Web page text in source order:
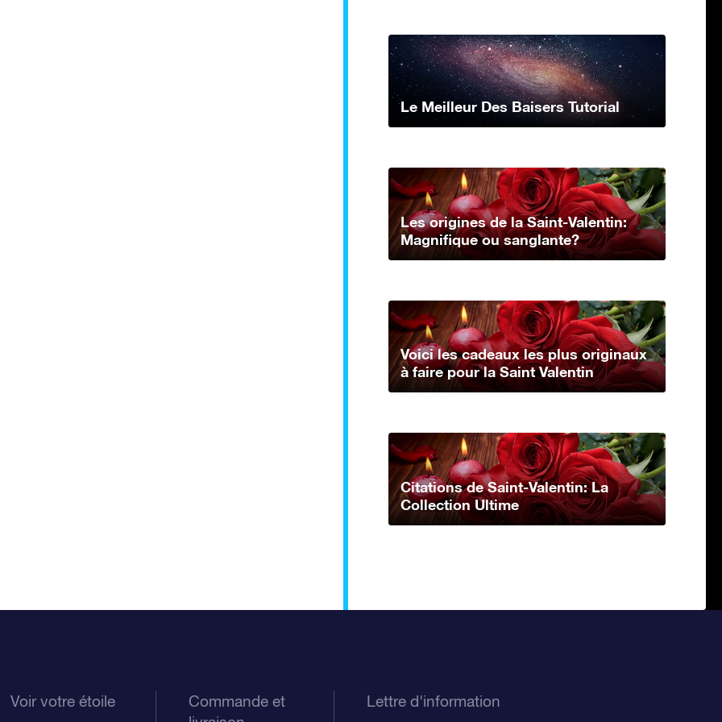
Le Meilleur Des Baisers Tutorial
Les origines de la Saint-Valentin:
Magnifique ou sanglante?
Voici les cadeaux les plus originaux
à faire pour la Saint Valentin
Citations de Saint-Valentin: La
Collection Ultime
Voir votre étoile
Commande et
Lettre d'information